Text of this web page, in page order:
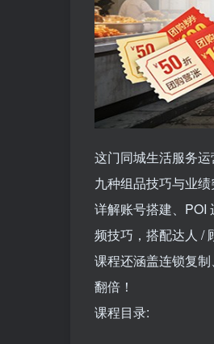
这门同城生活服务
九种组品技巧与业绩
详解账号搭建、POI
频技巧，搭配达人 /
课程还涵盖连锁复
翻倍！
课程目录: